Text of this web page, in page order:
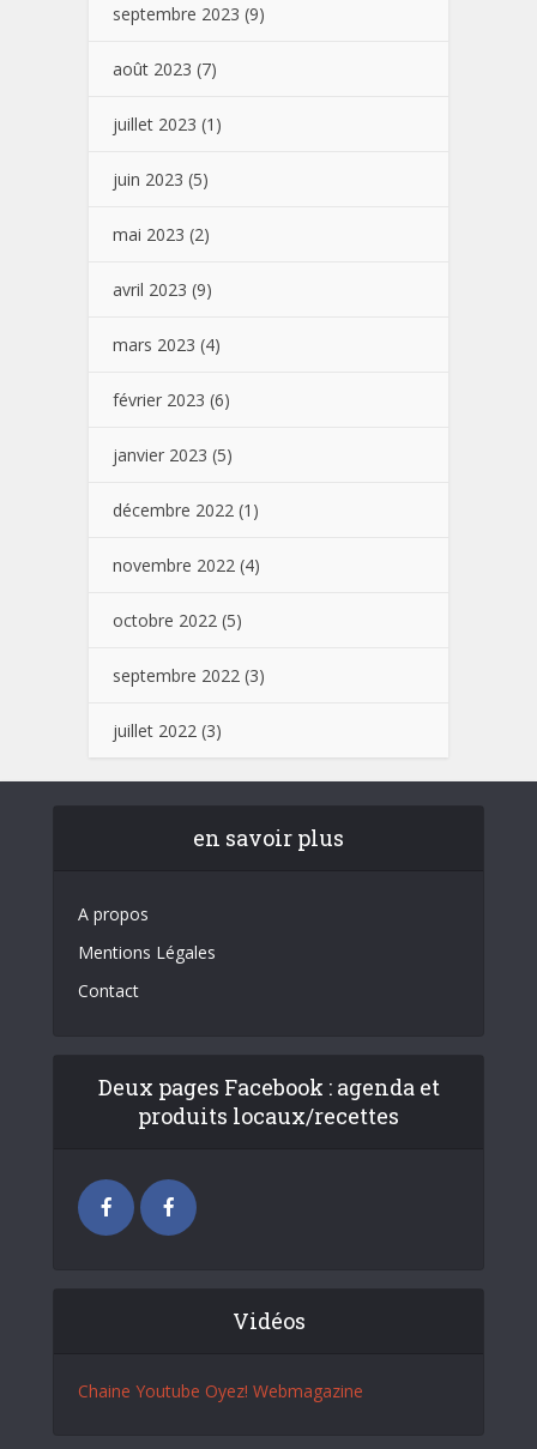
septembre 2023 (9)
août 2023 (7)
juillet 2023 (1)
juin 2023 (5)
mai 2023 (2)
avril 2023 (9)
mars 2023 (4)
février 2023 (6)
janvier 2023 (5)
décembre 2022 (1)
novembre 2022 (4)
octobre 2022 (5)
septembre 2022 (3)
juillet 2022 (3)
en savoir plus
A propos
Mentions Légales
Contact
Deux pages Facebook : agenda et
produits locaux/recettes
Vidéos
Chaine Youtube Oyez! Webmagazine